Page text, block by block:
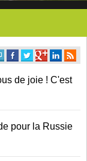
de joie ! C'est
pour la Russie